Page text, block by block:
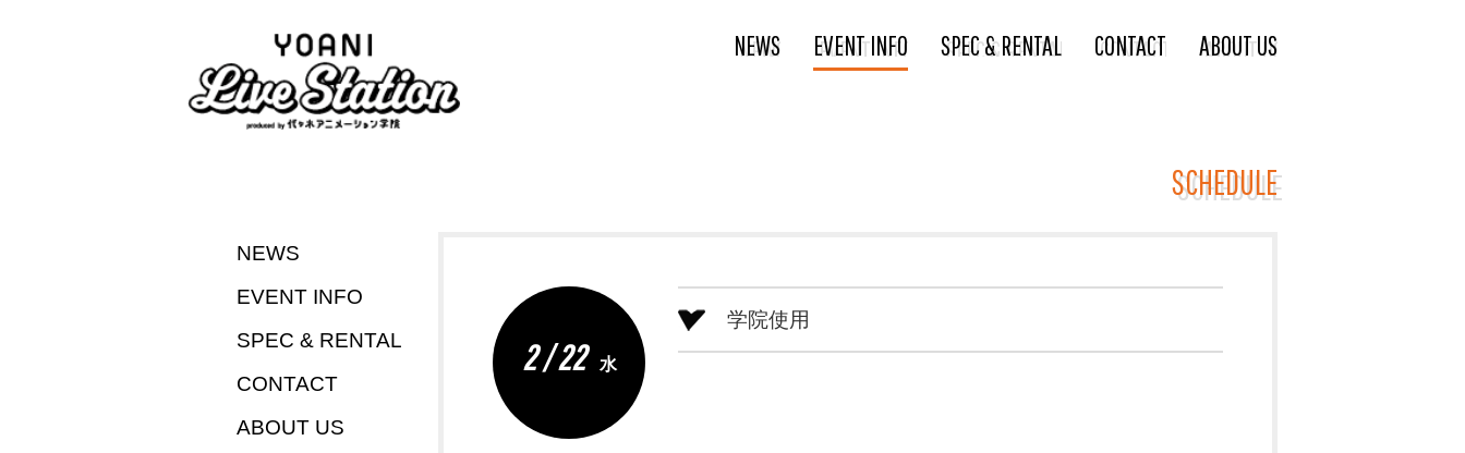
NEWS EVENT INFO SPEC & RENTAL CONTACT ABOUT US
SCHEDULE
NEWS
EVENT INFO
SPEC & RENTAL
CONTACT
ABOUT US
2 / 22 水
学院使用